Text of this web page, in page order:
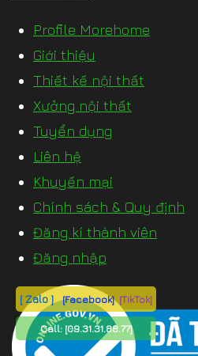
[ Zalo ] [Facebook] [TikTok]
Call: [09.31.31.88.77]
Profile Morehome
Giới thiệu
Thiết kế nội thất
Xưởng nội thất
Tuyển dụng
Liên hệ
Khuyến mại
Chính sách & Quy định
Đăng kí thành viên
Đăng nhập